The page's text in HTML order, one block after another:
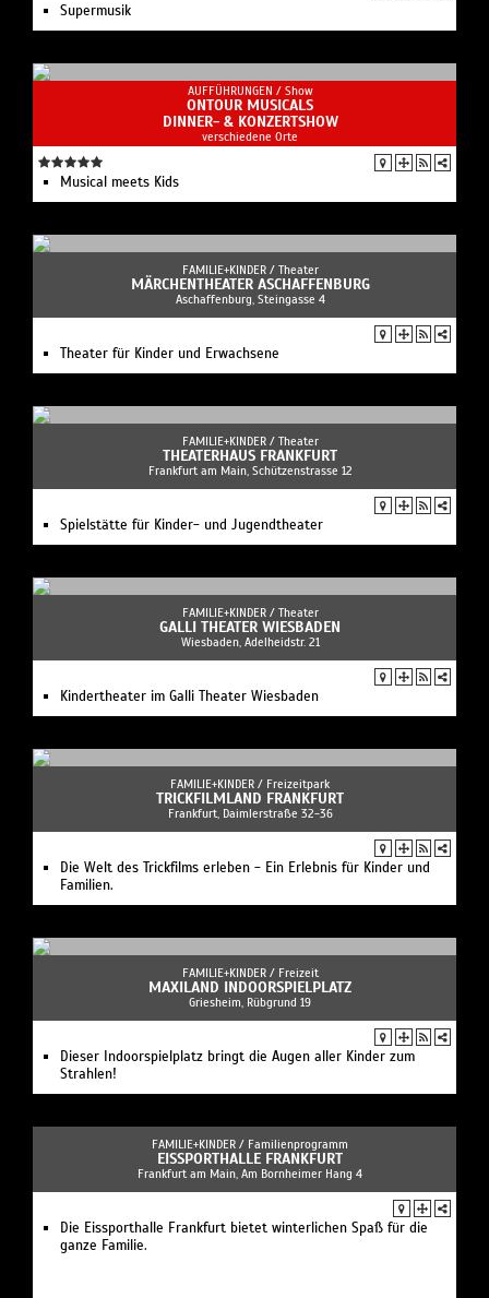
Supermusik
AUFFÜHRUNGEN / Show
ONTOUR MUSICALS
DINNER- & KONZERTSHOW
verschiedene Orte
Musical meets Kids
FAMILIE+KINDER / Theater
MÄRCHENTHEATER ASCHAFFENBURG
Aschaffenburg, Steingasse 4
Theater für Kinder und Erwachsene
FAMILIE+KINDER / Theater
THEATERHAUS FRANKFURT
Frankfurt am Main, Schützenstrasse 12
Spielstätte für Kinder- und Jugendtheater
FAMILIE+KINDER / Theater
GALLI THEATER WIESBADEN
Wiesbaden, Adelheidstr. 21
Kindertheater im Galli Theater Wiesbaden
FAMILIE+KINDER / Freizeitpark
TRICKFILMLAND FRANKFURT
Frankfurt, Daimlerstraße 32-36
Die Welt des Trickfilms erleben - Ein Erlebnis für Kinder und
Familien.
FAMILIE+KINDER / Freizeit
MAXILAND INDOORSPIELPLATZ
Griesheim, Rübgrund 19
Dieser Indoorspielplatz bringt die Augen aller Kinder zum
Strahlen!
FAMILIE+KINDER / Familienprogramm
EISSPORTHALLE FRANKFURT
Frankfurt am Main, Am Bornheimer Hang 4
Die Eissporthalle Frankfurt bietet winterlichen Spaß für die
ganze Familie.